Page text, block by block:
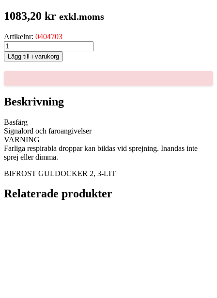
1083,20 kr exkl.moms
Artikelnr: 0404703
BIFROST
GULDOCKER
2,
3-
mängd
Lägg till i varukorg
Beskrivning
Basfärg
Signalord och faroangivelser
VARNING
Farliga respirabla droppar kan bildas vid sprejning. Inandas inte
sprej eller dimma.
BIFROST GULDOCKER 2, 3-LIT
Relaterade produkter